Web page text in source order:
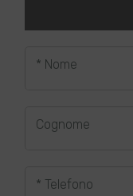
* Nome
Cognome
* Telefono